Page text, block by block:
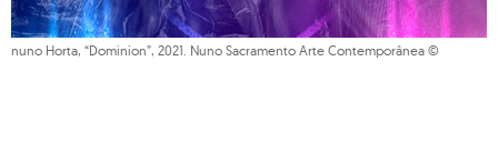
nuno Horta, “Dominion”, 2021. Nuno Sacramento Arte Contemporânea ©